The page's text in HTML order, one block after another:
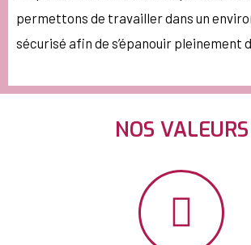
permettons de travailler dans un
sécurisé afin de s’épanouir pleinement
NOS VALEURS